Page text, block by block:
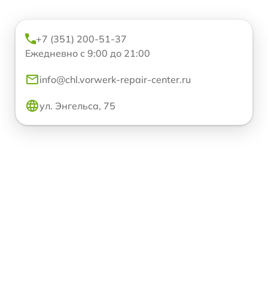
+7 (351) 200-51-37
Ежедневно с 9:00 до 21:00
info@chl.vorwerk-repair-center.ru
ул. Энгельса, 75